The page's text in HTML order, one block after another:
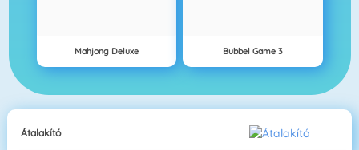
Mahjong Deluxe Bubbel Game 3
Átalakító